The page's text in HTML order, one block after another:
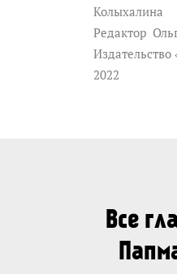
Колыхалина
Редактор
Издательство
2022
Все